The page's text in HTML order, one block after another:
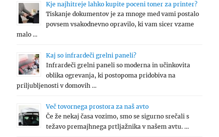
Kje najhitreje lahko kupite poceni toner za printer?
Tiskanje dokumentov je za mnoge med vami postalo
povsem vsakodnevno opravilo, ki vam sicer vzame
malo …
Kaj so infrardeči grelni paneli?
Infrardeči grelni paneli so moderna in učinkovita
oblika ogrevanja, ki postopoma pridobiva na
priljubljenosti v domovih …
Več tovornega prostora za naš avto
Če že nekaj časa vozimo, smo se sigurno srečali s
težavo premajhnega prtljažnika v našem avtu. …